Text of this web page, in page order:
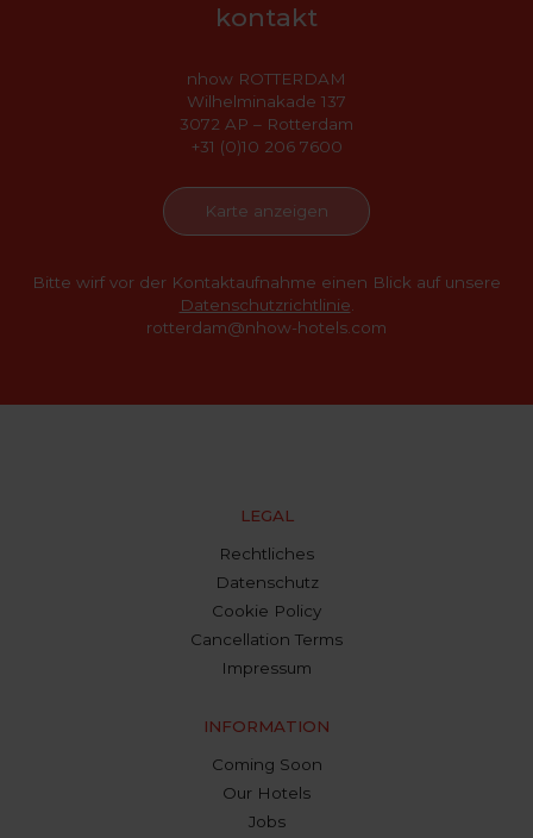
kontakt
nhow ROTTERDAM
Wilhelminakade 137
3072 AP – Rotterdam
+31 (0)10 206 7600
Karte anzeigen
Bitte wirf vor der Kontaktaufnahme einen Blick auf unsere
Datenschutzrichtlinie
rotterdam@nhow-hotels.com
LEGAL
Rechtliches
Datenschutz
Cookie Policy
Cancellation Terms
Impressum
INFORMATION
Coming Soon
Our Hotels
Jobs